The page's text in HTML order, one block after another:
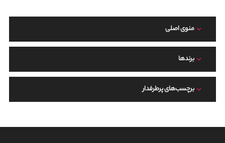
منوی اصلی
برند‌ها
برچسب‌های پرطرفدار